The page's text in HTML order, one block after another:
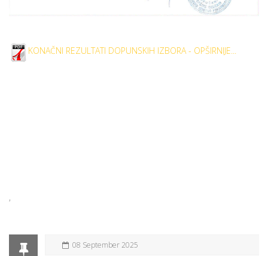
KONAČNI REZULTATI DOPUNSKIH IZBORA - OPŠIRNIJE...
,
08 September 2025